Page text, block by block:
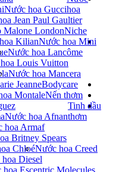
Nước hoa Gucci
Jean Paul Gaultier
Malone London
Kilian
Nước hoa Lancôme
Louis Vuitton
Nước hoa Mancera
Jeanne
Montale
Nước hoa Afnan
hoa Armaf
Britney Spears
ChloéNước hoa Creed
Diesel
hoa Escentric Molecules
hoa
Niche
Nước hoa Mini
Bodycare
Nến thơm
Tinh dầu
thơm